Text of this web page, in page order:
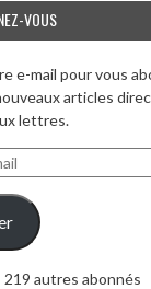
VOUS
e-mail pour vous
articles
lettres.
219 autres abonnés